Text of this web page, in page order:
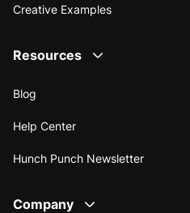
Creative Examples
Resources
Blog
Help Center
Hunch Punch Newsletter
Company